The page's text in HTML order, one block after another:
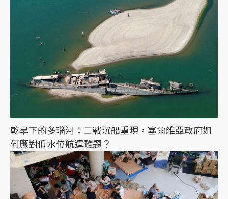
乾旱下的多瑙河：二戰沉船重現，塞爾維亞政府如
何應對低水位航運難題？